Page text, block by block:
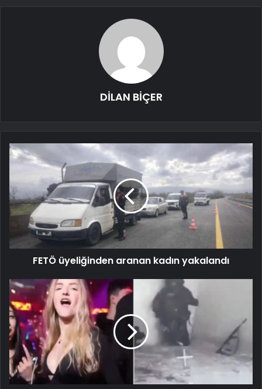
DİLAN BİÇER
FETÖ üyeliğinden aranan kadın yakalandı